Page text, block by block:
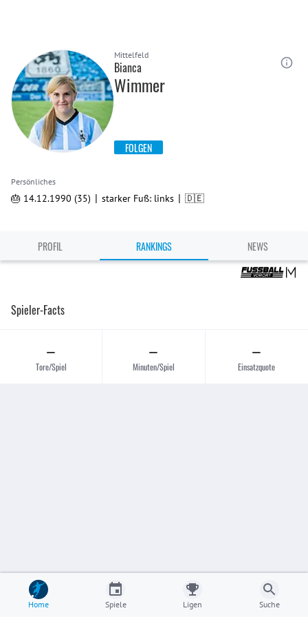
Mittelfeld
Bianca
Wimmer
FOLGEN
Persönliches
🎂 14.12.1990 (35) | starker Fuß: links | 🇩🇪
PROFIL RANKINGS NEWS
Spieler-Facts
–
Tore/Spiel
–
Minuten/Spiel
–
Einsatzquote
Home Spiele Ligen Suche